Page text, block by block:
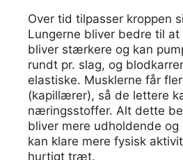
Over tid tilpasser kroppen
Lungerne bliver bedre til
bliver stærkere og kan
rundt pr. slag, og
elastiske. Musklerne får
(kapillærer), så de lettere
næringsstoffer. Alt dette
bliver mere udholdende
kan klare mere fysisk
hurtigt træt.